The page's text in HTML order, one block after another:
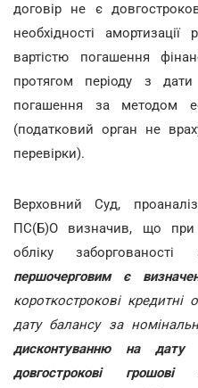
договір не є
необхідності амортизації
вартістю погашення
протягом періоду з
погашення за методом
(податковий орган не
перевірки).
Верховний Суд,
ПС(Б)О визначив, що при
обліку
першочерговим є
короткострокові кредитні
дату балансу за
дисконтуванню на дату
довгострокові